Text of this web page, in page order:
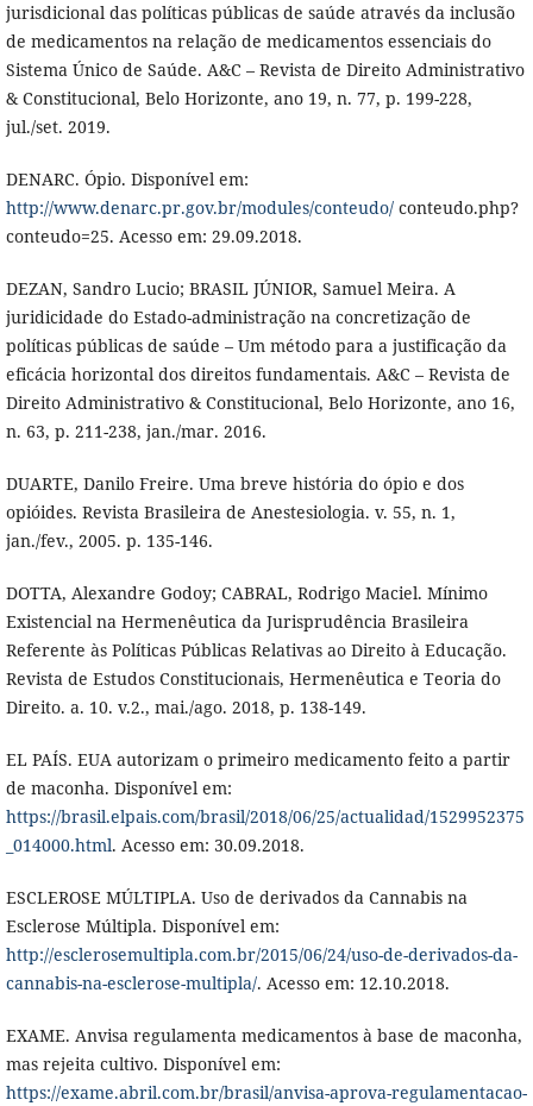
jurisdicional das políticas públicas de saúde através da inclusão
de medicamentos na relação de medicamentos essenciais do
Sistema Único de Saúde. A&C – Revista de Direito Administrativo
& Constitucional, Belo Horizonte, ano 19, n. 77, p. 199-228,
jul./set. 2019.
DENARC. Ópio. Disponível em:
http://www.denarc.pr.gov.br/modules/conteudo/conteudo.php?
conteudo=25. Acesso em: 29.09.2018.
DEZAN, Sandro Lucio; BRASIL JÚNIOR, Samuel Meira. A
juridicidade do Estado-administração na concretização de
políticas públicas de saúde – Um método para a justificação da
eficácia horizontal dos direitos fundamentais. A&C – Revista de
Direito Administrativo & Constitucional, Belo Horizonte, ano 16,
n. 63, p. 211-238, jan./mar. 2016.
DUARTE, Danilo Freire. Uma breve história do ópio e dos
opióides. Revista Brasileira de Anestesiologia. v. 55, n. 1,
jan./fev., 2005. p. 135-146.
DOTTA, Alexandre Godoy; CABRAL, Rodrigo Maciel. Mínimo
Existencial na Hermenêutica da Jurisprudência Brasileira
Referente às Políticas Públicas Relativas ao Direito à Educação.
Revista de Estudos Constitucionais, Hermenêutica e Teoria do
Direito. a. 10. v.2., mai./ago. 2018, p. 138-149.
EL PAÍS. EUA autorizam o primeiro medicamento feito a partir
de maconha. Disponível em:
https://brasil.elpais.com/brasil/2018/06/25/actualidad/1529952375
_014000.html. Acesso em: 30.09.2018.
ESCLEROSE MÚLTIPLA. Uso de derivados da Cannabis na
Esclerose Múltipla. Disponível em:
http://esclerosemultipla.com.br/2015/06/24/uso-de-derivados-da-
cannabis-na-esclerose-multipla/. Acesso em: 12.10.2018.
EXAME. Anvisa regulamenta medicamentos à base de maconha,
mas rejeita cultivo. Disponível em:
https://exame.abril.com.br/brasil/anvisa-aprova-regulamentacao-